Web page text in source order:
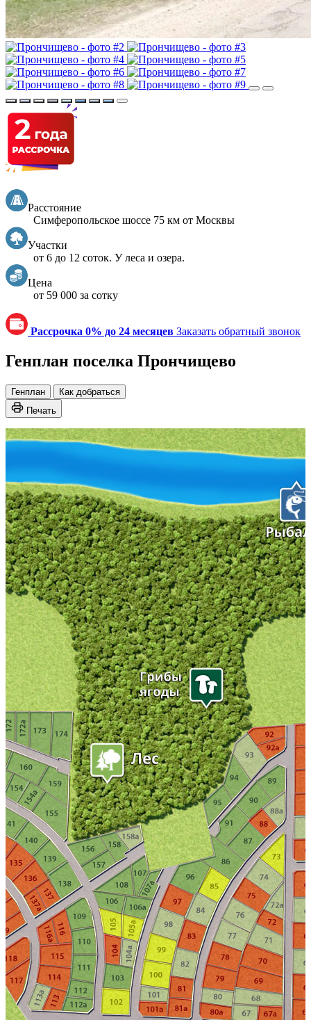
Расстояние
Симферопольское шоссе 75 км от Москвы
Участки
от 6 до 12 соток. У леса и озера.
Цена
от 59 000 за сотку
Рассрочка 0% до 24 месяцев Заказать обратный звонок
Генплан поселка Прончищево
Генплан
Как добраться
Печать